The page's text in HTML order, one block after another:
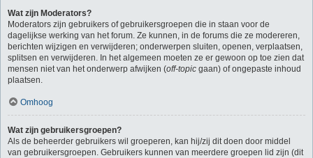
Wat zijn Moderators?
Moderators zijn gebruikers of gebruikersgroepen die in staan voor de
dagelijkse werking van het forum. Ze kunnen, in de forums die ze modereren,
berichten wijzigen en verwijderen; onderwerpen sluiten, openen, verplaatsen,
splitsen en verwijderen. In het algemeen moeten ze er gewoon op toe zien dat
mensen niet van het onderwerp afwijken (off-topic gaan) of ongepaste inhoud
plaatsen.
Omhoog
Wat zijn gebruikersgroepen?
Als de beheerder gebruikers wil groeperen, kan hij/zij dit doen door middel
van gebruikersgroepen. Gebruikers kunnen van meerdere groepen lid zijn (dit